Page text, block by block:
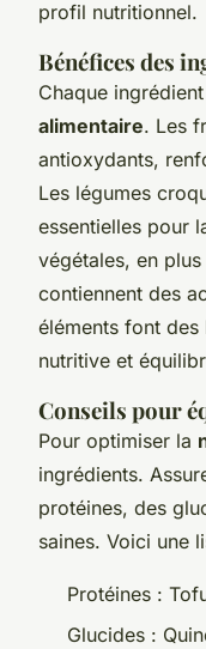
profil nutritionnel.
Bénéfices des
Chaque
alimentaire. Les
antioxydants,
Les légumes
essentielles pour
végétales, en
contiennent des
éléments font des
nutritive et
Conseils pour
Pour optimiser la
ingrédients.
protéines, des
saines. Voici une
Protéines :
Glucides :